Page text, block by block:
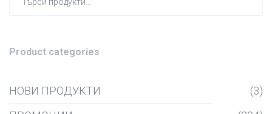
Product categories
НОВИ ПРОДУКТИ
(3)